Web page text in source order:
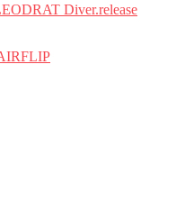
Diver.release